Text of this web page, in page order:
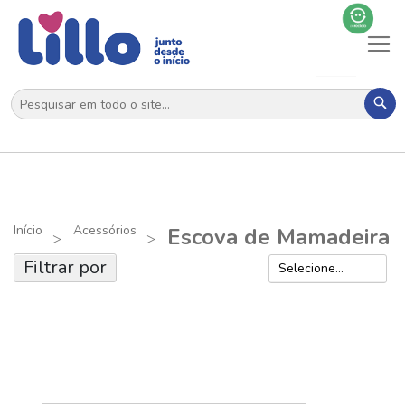
Início Acessórios Escova de Mamadeira
Filtrar por